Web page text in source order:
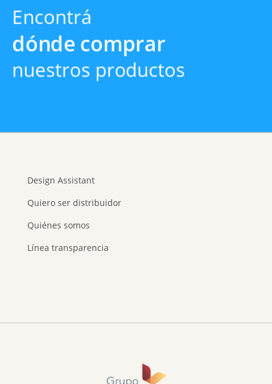
Encontrá
dónde comprar
nuestros productos
Design Assistant
Quiero ser distribuidor
Quiénes somos
Línea transparencia